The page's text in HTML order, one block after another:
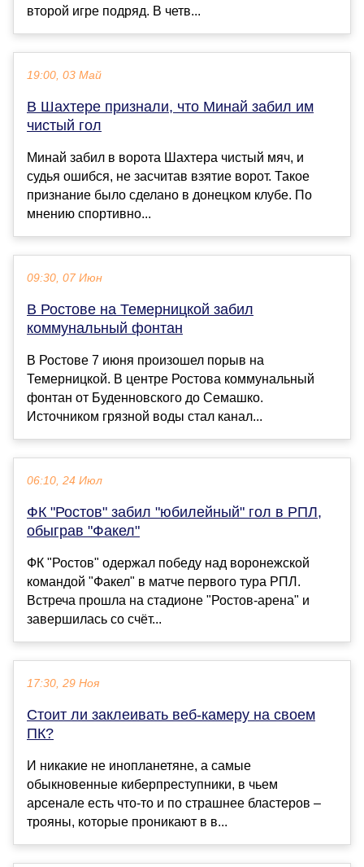
второй игре подряд. В четв...
19:00, 03 Май
В Шахтере признали, что Минай забил им
чистый гол
Минай забил в ворота Шахтера чистый мяч, и
судья ошибся, не засчитав взятие ворот. Такое
признание было сделано в донецком клубе. По
мнению спортивно...
09:30, 07 Июн
В Ростове на Темерницкой забил
коммунальный фонтан
В Ростове 7 июня произошел порыв на
Темерницкой. В центре Ростова коммунальный
фонтан от Буденновского до Семашко.
Источником грязной воды стал канал...
06:10, 24 Июл
ФК "Ростов" забил "юбилейный" гол в РПЛ,
обыграв "Факел"
ФК "Ростов" одержал победу над воронежской
командой "Факел" в матче первого тура РПЛ.
Встреча прошла на стадионе "Ростов-арена" и
завершилась со счёт...
17:30, 29 Ноя
Стоит ли заклеивать веб-камеру на своем
ПК?
И никакие не инопланетяне, а самые
обыкновенные киберпреступники, в чьем
арсенале есть что-то и по страшнее бластеров –
трояны, которые проникают в в...